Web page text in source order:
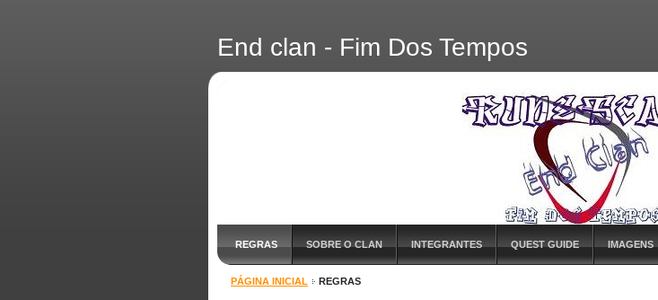
End clan - Fim Dos Tempos
REGRAS SOBRE O CLAN INTEGRANTES QUEST GUIDE IMAGENS
DOWNLOADS
PÁGINA INICIAL REGRAS